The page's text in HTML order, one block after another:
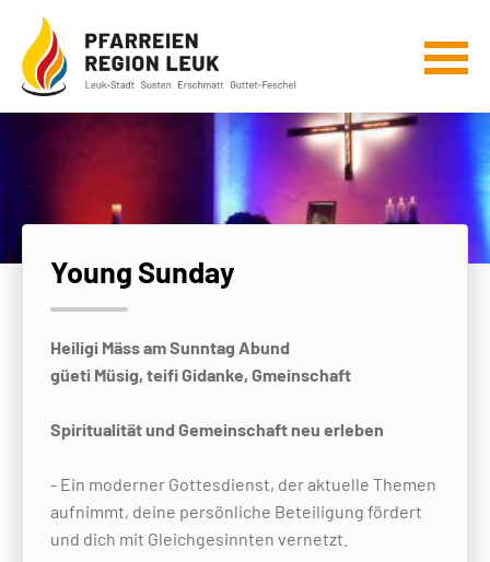
Young Sunday
Heiligi Mäss am Sunntag Abund
güeti Müsig, teifi Gidanke, Gmeinschaft
Spiritualität und Gemeinschaft neu erleben
- Ein moderner Gottesdienst, der aktuelle Themen
aufnimmt, deine persönliche Beteiligung fördert
und dich mit Gleichgesinnten vernetzt.